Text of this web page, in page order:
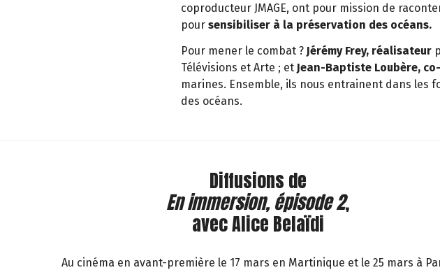
coproducteur JMAGE, ont pour mission de
pour sensibiliser à la préservation des océans.
Pour mener le combat ? Jérémy Frey, réalisateur
Télévisions et Arte ; et Jean-Baptiste Loubère,
marines. Ensemble, ils nous entrainent dans les
des océans.
Diffusions de
En immersion, épisode 2,
avec Alice Belaïdi
Au cinéma en avant-première le 17 mars en Martinique et le 25 mars à